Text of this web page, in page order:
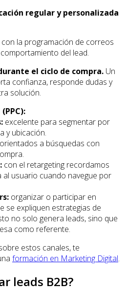
regular y personalizada
con la programación de correos
del lead.
el ciclo de compra. Un
confianza, responde dudas y
solución.
excelente para segmentar por
y ubicación.
orientados a búsquedas con
con el retargeting recordamos
usuario cuando navegue por
organizar o participar en
se expliquen estrategias de
no solo genera leads, sino que
como referente.
estos canales, te
formación en Marketing Digital.
leads B2B?